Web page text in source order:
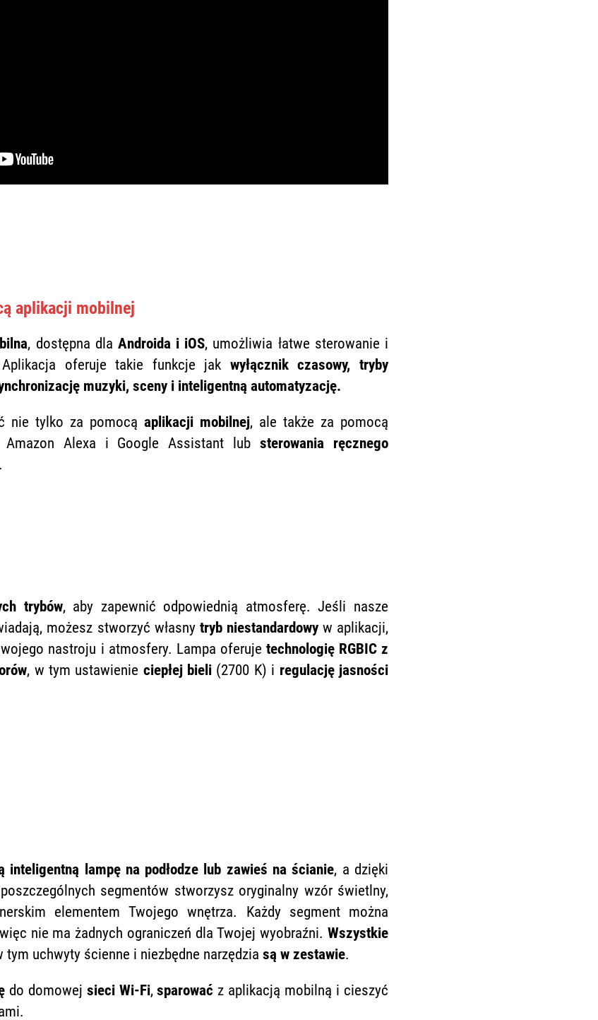
aplikacji mobilnej
, dostępna dla Androida i iOS, umożliwia łatwe sterowanie i
oferuje takie funkcje jak wyłącznik czasowy, tryby
muzyki, sceny i inteligentną automatyzację.
nie tylko za pomocą aplikacji mobilnej, ale także za pomocą
Alexa i Google Assistant lubsterowania ręcznego
trybów, aby zapewnić odpowiednią atmosferę. Jeśli nasze
możesz stworzyć własny tryb niestandardowyw aplikacji,
nastroju i atmosfery. Lampa oferuje technologię RGBIC z
, w tym ustawienie ciepłej bieli (2700 K) i regulację jasności
inteligentną lampę na podłodze lub zawieś na ścianie, a dzięki
segmentów stworzysz oryginalny wzór świetlny,
elementem Twojego wnętrza. Każdy segment można
nie ma żadnych ograniczeń dla Twojej wyobraźni. Wszystkie
tym uchwyty ścienne i niezbędne narzędzia są w zestawie.
do domowej sieci Wi-Fi,sparować z aplikacją mobilną i cieszyć